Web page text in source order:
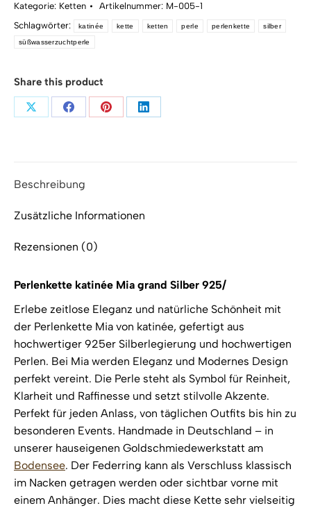
Silber
925/
Menge
Kategorie: Ketten Artikelnummer: M-005-1
Schlagwörter:
katinée kette ketten perle perlenkette silber
süßwasserzuchtperle
Share this product
Teilen Teilen Teilen Teilen
Beschreibung
Zusätzliche Informationen
Rezensionen (0)
Perlenkette katinée Mia grand Silber 925/
Erlebe zeitlose Eleganz und natürliche Schönheit mit
der Perlenkette Mia von katinée, gefertigt aus
hochwertiger 925er Silberlegierung und hochwertigen
Perlen. Bei Mia werden Eleganz und Modernes Design
perfekt vereint. Die Perle steht als Symbol für Reinheit,
Klarheit und Raffinesse und setzt stilvolle Akzente.
Perfekt für jeden Anlass, von täglichen Outfits bis hin zu
besonderen Events. Handmade in Deutschland – in
unserer hauseigenen Goldschmiedewerkstatt am
Bodensee. Der Federring kann als Verschluss klassisch
im Nacken getragen werden oder sichtbar vorne mit
einem Anhänger. Dies macht diese Kette sehr vielseitig